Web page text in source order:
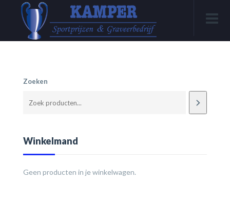
Zoeken
Winkelmand
Geen producten in je winkelwagen.